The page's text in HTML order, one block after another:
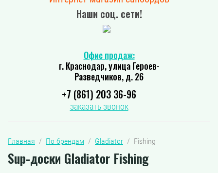
Наши соц. сети!
Офис продаж:
г. Краснодар, улица Героев-
Разведчиков, д. 26
+7 (861) 203 36-96
заказать звонок
Главная
  /
По брендам
  /
Gladiator
  /  Fishing
Sup-доски Gladiator Fishing